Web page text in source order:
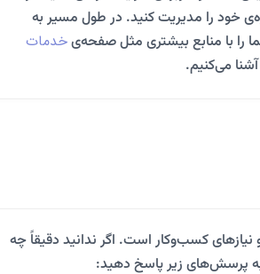
خود را مدیریت کنید. در طول مسیر به
را با منابع بیشتری مثل صفحه‌یخدمات
می‌کنیم.
کسب‌وکار است. اگر ندانید دقیقاً چه
پرسش‌های زیر پاسخ دهید: